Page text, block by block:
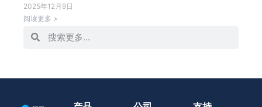
2025年12月9日
阅读更多 >